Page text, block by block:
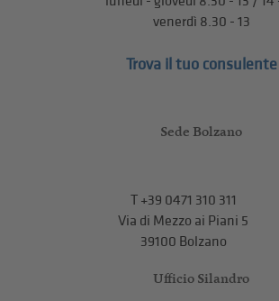
venerdì 8.30 - 13
Trova il tuo consulente
Sede Bolzano
T+39 0471 310 311
Via di Mezzo ai Piani 5
39100 Bolzano
Ufficio Silandro